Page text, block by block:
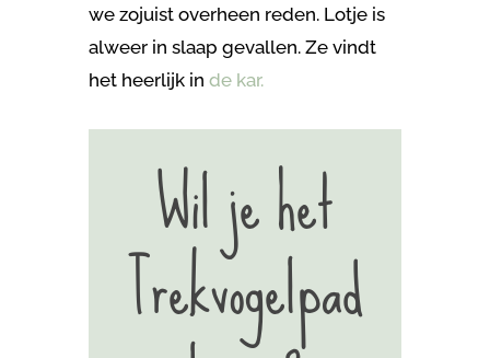
we zojuist overheen reden. Lotje is
alweer in slaap gevallen. Ze vindt
het heerlijk in de kar.
Wil je het
Trekvogelpad